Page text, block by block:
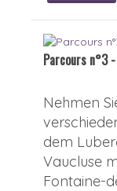
Parcours n°3
Nehmen
dem
Vaucluse
Fontaine-